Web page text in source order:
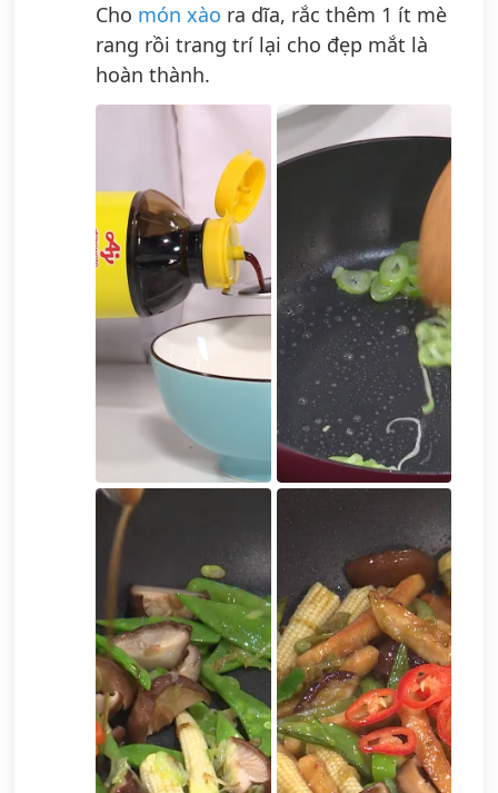
Cho món xào ra dĩa, rắc thêm 1 ít mè
rang rồi trang trí lại cho đẹp mắt là
hoàn thành.